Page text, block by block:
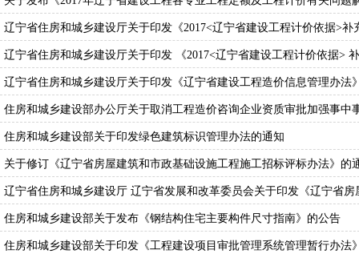
辽宁省住房和城乡建设厅关于印发《2017<辽宁省建设工程计价依据>
辽宁省住房和城乡建设厅关于印发 《2017<辽宁省建设工程计价依据>
辽宁省住房和城乡建设厅关于印发《辽宁省建设工程造价信息管理办法
住房和城乡建设部办公厅关于取消工程造价咨询企业资质审批加强事中
住房和城乡建设部关于印发绿色建筑标识管理办法的通知
关于修订《辽宁省房屋建筑和市政基础设施工程施工招标评标办法》的
辽宁省住房和城乡建设厅 辽宁省发展和改革委员会关于印发《辽宁省
住房和城乡建设部关于发布《钢结构住宅主要构件尺寸指南》的公告
住房和城乡建设部关于印发《工程建设项目审批管理系统管理暂行办法